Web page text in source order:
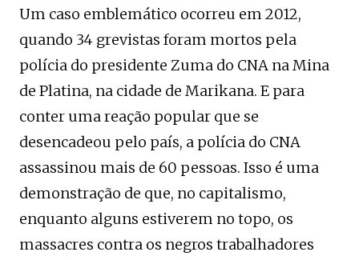
Um caso emblemático ocorreu em 2012,
quando 34 grevistas foram mortos pela
polícia do presidente Zuma do CNA na Mina
de Platina, na cidade de Marikana. E para
conter uma reação popular que se
desencadeou pelo país, a polícia do CNA
assassinou mais de 60 pessoas. Isso é uma
demonstração de que, no capitalismo,
enquanto alguns estiverem no topo, os
massacres contra os negros trabalhadores